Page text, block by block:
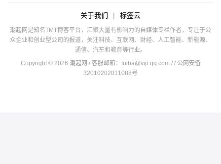
关于我们 | 标签云
潮起网是知名TMT博客平台，汇聚大量有影响力的自媒体专栏作者，专注于公
众企业和创业型公司的报道，关注科技、互联网、财经、人工智能、新能源、
通信、汽车和教育等行业。
Copyright © 2026 潮起网 / 客服邮箱： tuiba@vip.qq.com / / 公网安备
32010202011088号